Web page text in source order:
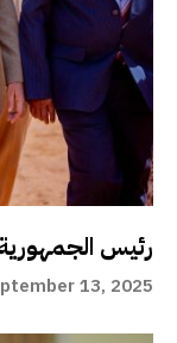
رئيس
13, 2025